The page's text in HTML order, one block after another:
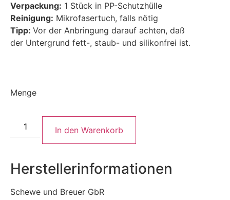
Verpackung: 1 Stück in PP-Schutzhülle
Reinigung: Mikrofasertuch, falls nötig
Tipp: Vor der Anbringung darauf achten, daß
der Untergrund fett-, staub- und silikonfrei ist.
Menge
In den Warenkorb
Herstellerinformationen
Schewe und Breuer GbR